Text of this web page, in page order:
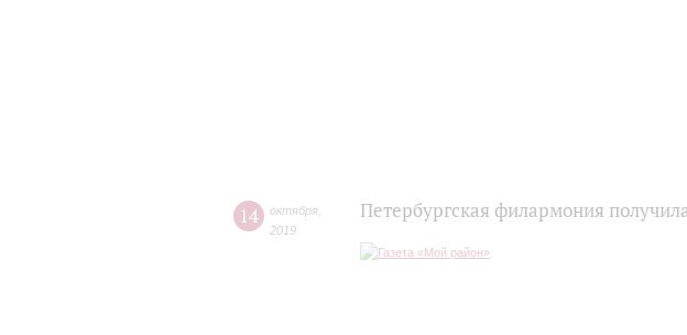
14 октября
2019
Петербургская филармония